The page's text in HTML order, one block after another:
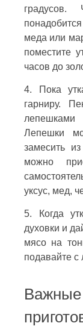
градусов.
меда или
поместите
часов до
4. Пока
гарниру.
Лепешки
замесить
можно
уксус, мед,
5. Когда
духовки и
мясо на
подавайте